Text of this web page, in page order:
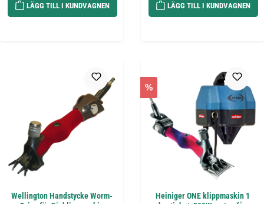
LÄGG TILL I KUNDVAGNEN LÄGG TILL I KUNDVAGNEN
Wellington Handstycke Worm-
%
Heiniger ONE klippmaskin 1